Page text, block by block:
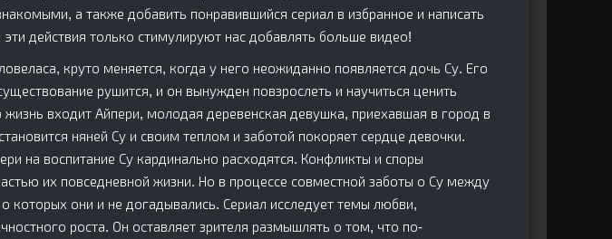
а также добавить понравившийся сериал в избранное и написать
действия только стимулируют нас добавлять больше видео!
круто меняется, когда у него неожиданно появляется дочь Су. Его
рушится, и он вынужден повзрослеть и научиться ценить
жизнь входит Айпери, молодая деревенская девушка, приехавшая в город в
няней Су и своим теплом и заботой покоряет сердце девочки.
на воспитание Су кардинально расходятся. Конфликты и споры
их повседневной жизни. Но в процессе совместной заботы о Су между
которых они и не догадывались. Сериал исследует темы любви,
роста. Он оставляет зрителя размышлять о том, что по-